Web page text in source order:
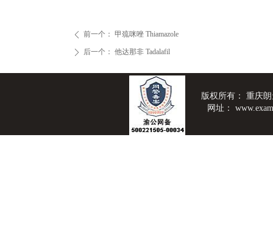
ꄴ 前一个： 甲巯咪唑 Thiamazole
ꄲ 后一个： 他达那非 Tadalafil
版权所有：
重庆
网址：